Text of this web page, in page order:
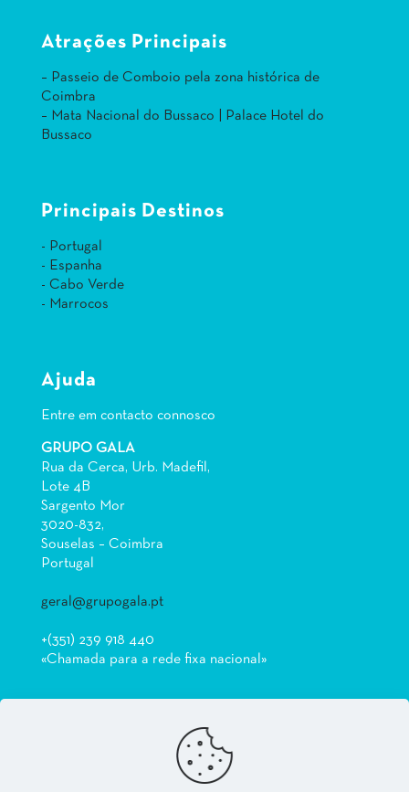
Atrações Principais
– Passeio de Comboio pela zona histórica de
Coimbra
– Mata Nacional do Bussaco | Palace Hotel do
Bussaco
Principais Destinos
- Portugal
- Espanha
- Cabo Verde
- Marrocos
Ajuda
Entre em contacto connosco
GRUPO GALA
Rua da Cerca, Urb. Madefil,
Lote 4B
Sargento Mor
3020-832,
Souselas – Coimbra
Portugal
geral@grupogala.pt
+(351) 239 918 440
«Chamada para a rede fixa nacional»
© 2026 Best Of Grupo Gala Coimbra Attractions ||
Atrações em Coimbra| All Rights Reserved |